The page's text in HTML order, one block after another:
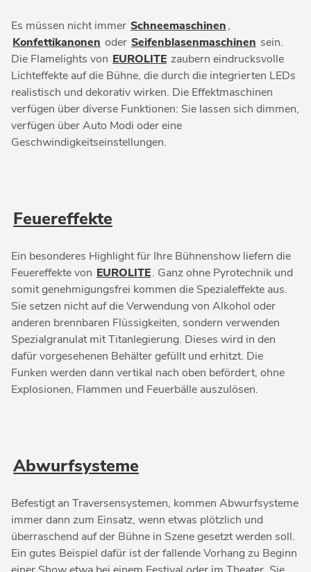
Es müssen nicht immer Schneemaschinen,
Konfettikanonen oder Seifenblasenmaschinen sein.
Die Flamelights von EUROLITE zaubern eindrucksvolle
Lichteffekte auf die Bühne, die durch die integrierten LEDs
realistisch und dekorativ wirken. Die Effektmaschinen
verfügen über diverse Funktionen: Sie lassen sich dimmen,
verfügen über Auto Modi oder eine
Geschwindigkeitseinstellungen.
Feuereffekte
Ein besonderes Highlight für Ihre Bühnenshow liefern die
Feuereffekte von EUROLITE. Ganz ohne Pyrotechnik und
somit genehmigungsfrei kommen die Spezialeffekte aus.
Sie setzen nicht auf die Verwendung von Alkohol oder
anderen brennbaren Flüssigkeiten, sondern verwenden
Spezialgranulat mit Titanlegierung. Dieses wird in den
dafür vorgesehenen Behälter gefüllt und erhitzt. Die
Funken werden dann vertikal nach oben befördert, ohne
Explosionen, Flammen und Feuerbälle auszulösen.
Abwurfsysteme
Befestigt an Traversensystemen, kommen Abwurfsysteme
immer dann zum Einsatz, wenn etwas plötzlich und
überraschend auf der Bühne in Szene gesetzt werden soll.
Ein gutes Beispiel dafür ist der fallende Vorhang zu Beginn